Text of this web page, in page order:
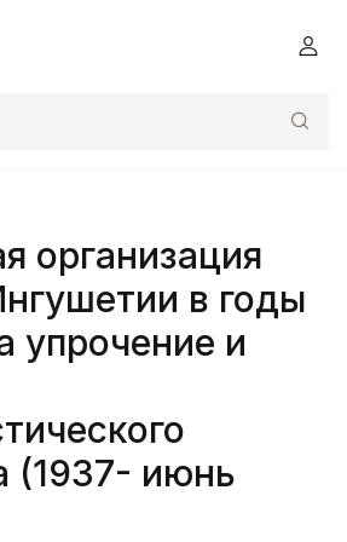
организация
в годы
упрочение и
(1937- июнь